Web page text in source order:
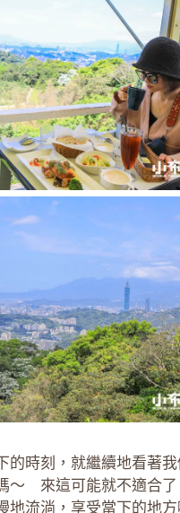
的時刻，就繼續地看著
～ 來這可能就不適合了
地流淌，享受當下的地